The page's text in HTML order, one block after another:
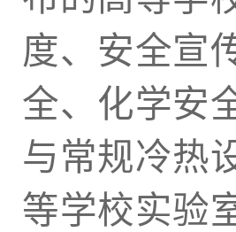
度、安全宣
全、化学安
与常规冷热
等学校实验